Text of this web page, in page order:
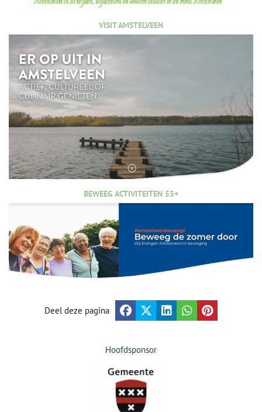
VISIT AMSTELVEEN
BEWEEG ACTIVITEITEN 55+
Deel deze pagina
Hoofdsponsor